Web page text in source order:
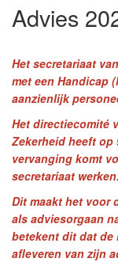
Advies
Het secretariaat
met een Handicap
aanzienlijk
Het directiecomité
Zekerheid heeft
vervanging komt
secretariaat werken.
Dit maakt het voor
als adviesorgaan
betekent dit dat de
afleveren van zijn